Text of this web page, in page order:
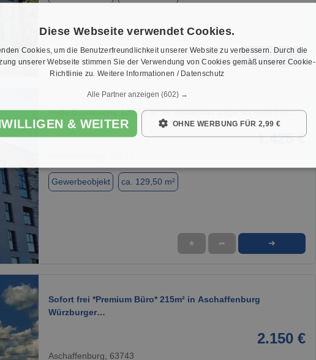
1 / 5
1 / 17
Helle Bürofläche 129,50 m² in attraktiver Lage ab sofort in…
1.425 €
Gewerbeobjekt ca. 129,50 m²
★ ➦ ➜
Sofort frei *Premium Büro* 215m² in Aschaffenburg
Würzburger…
2.150 €
Aschaffenburg, 63743
Diese Webseite verwendet Cookies.
Cookies, um die Benutzerfreundlichkeit unserer Website zu verbessern. Durch die
unserer Webseite stimmen Sie der Verwendung von Cookies gemäß unserer Cookie-
Richtlinie zu. Weitere Informationen / Datenschutz
Alle Partner anzeigen (602) →
& WEITER OHNE WERBUNG FÜR 2,99 €